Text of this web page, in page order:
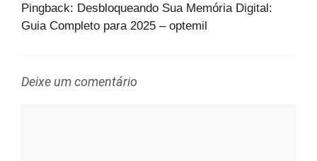
Pingback: Desbloqueando Sua Memória Digital:
Guia Completo para 2025 – optemil
Deixe um comentário